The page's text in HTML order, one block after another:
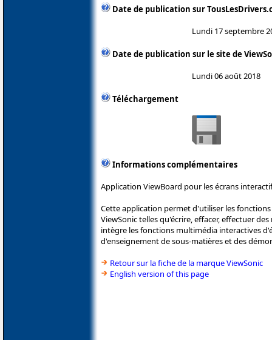
Date de publication sur
Lundi 17 septembre
Date de publication sur le site de
Lundi 06 août 2018
Téléchargement
Informations complémentaires
Application ViewBoard pour les écrans
Cette application permet d'utiliser les
ViewSonic telles qu'écrire, effacer, effectuer
intègre les fonctions multimédia interactives
d'enseignement de sous-matières et des
Retour sur la fiche de la marque ViewSonic
English version of this page